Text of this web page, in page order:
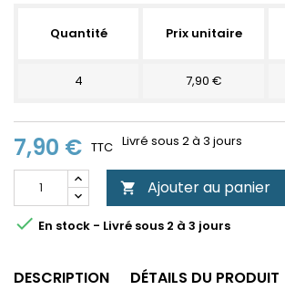
Quantité Prix unitaire
4 7,90 €
7,90 € TTC Livré sous 2 à 3 jours
 Ajouter au panier
 En stock - Livré sous 2 à 3 jours
DESCRIPTION DÉTAILS DU PRODUIT